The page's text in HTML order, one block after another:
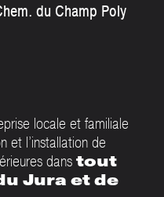
du Champ Poly
locale et familiale
et l’installation de
danstout
Jura et de